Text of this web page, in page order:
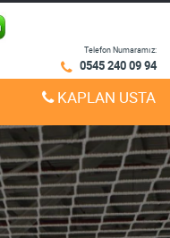
Telefon Numaramız:
0545 240 09 94
KAPLAN USTA